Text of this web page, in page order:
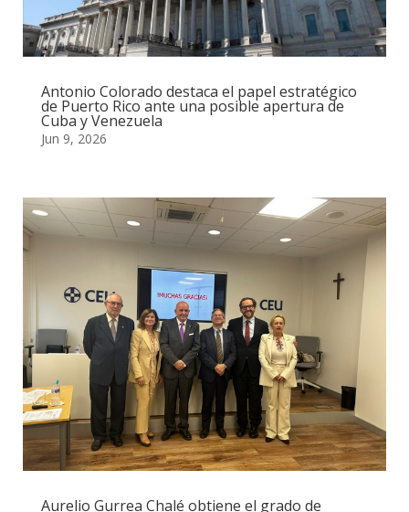
Antonio Colorado destaca el papel estratégico
de Puerto Rico ante una posible apertura de
Cuba y Venezuela
Jun 9, 2026
Aurelio Gurrea Chalé obtiene el grado de